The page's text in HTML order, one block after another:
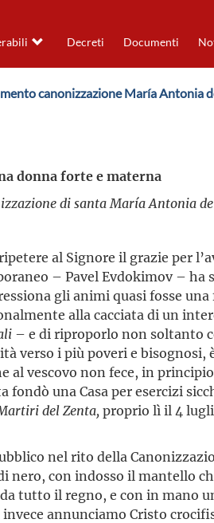
Decreti Documenti
canonizzazione María Antonia
donna forte e materna
di santa María Antonia
al Signore il grazie per
– Pavel Evdokimov –
gli animi quasi fosse una
alla cacciata di un
– e di riproporlo non soltanto
verso i più poveri e bisognosi,
al vescovo non fece, in
una Casa per esercizi
del Zenta, proprio lì il 4
nel rito della
con indosso il mantello
il regno, e con in mano
annunciamo Cristo